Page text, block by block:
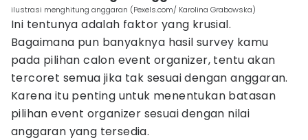
ilustrasi menghitung anggaran (Pexels.com/ Karolina Grabowska)
Ini tentunya adalah faktor yang krusial.
Bagaimana pun banyaknya hasil survey kamu
pada pilihan calon event organizer, tentu akan
tercoret semua jika tak sesuai dengan anggaran.
Karena itu penting untuk menentukan batasan
pilihan event organizer sesuai dengan nilai
anggaran yang tersedia.